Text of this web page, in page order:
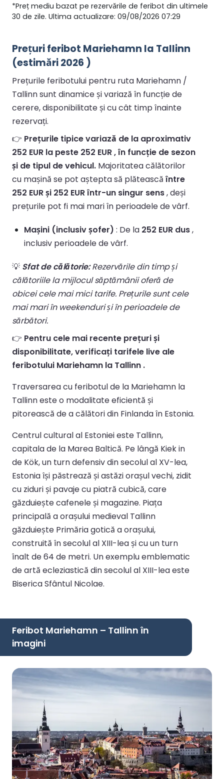
*Preț mediu bazat pe rezervările de feribot din ultimele
30 de zile. Ultima actualizare: 09/08/2026 07:29
Prețuri feribot Mariehamn la Tallinn
(estimări 2026 )
Prețurile feribotului pentru ruta Mariehamn /
Tallinn sunt dinamice și variază în funcție de
cerere, disponibilitate și cu cât timp înainte
rezervați.
👉 Prețurile tipice variază de la aproximativ
252 EUR la peste 252 EUR , în funcție de sezon
și de tipul de vehicul. Majoritatea călătorilor
cu mașină se pot aștepta să plătească între
252 EUR și 252 EUR într-un singur sens, deși
prețurile pot fi mai mari în perioadele de vârf.
Mașini (inclusiv șofer) : De la 252 EUR dus,
inclusiv perioadele de vârf.
💡 Sfat de călătorie:Rezervările din timp și
călătoriile la mijlocul săptămânii oferă de
obicei cele mai mici tarife. Prețurile sunt cele
mai mari în weekenduri și în perioadele de
sărbători.
👉 Pentru cele mai recente prețuri și
disponibilitate, verificați tarifele live ale
feribotului Mariehamn la Tallinn .
Traversarea cu feribotul de la Mariehamn la
Tallinn este o modalitate eficientă și
pitorească de a călători din Finlanda în Estonia.
Centrul cultural al Estoniei este Tallinn,
capitala de la Marea Baltică. Pe lângă Kiek in
de Kök, un turn defensiv din secolul al XV-lea,
Estonia își păstrează și astăzi orașul vechi, zidit
cu ziduri și pavaje cu piatră cubică, care
găzduiește cafenele și magazine. Piața
principală a orașului medieval Tallinn
găzduiește Primăria gotică a orașului,
construită în secolul al XIII-lea și cu un turn
înalt de 64 de metri. Un exemplu emblematic
de artă ecleziastică din secolul al XIII-lea este
Biserica Sfântul Nicolae.
Feribot Mariehamn – Tallinn în
imagini